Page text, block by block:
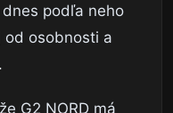
podľa neho
od osobnosti a
G2 NORD má